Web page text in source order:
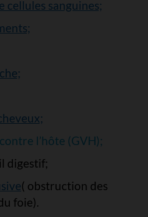
cellules sanguines;
l’hôte (GVH);
digestif;
( obstruction des
foie).